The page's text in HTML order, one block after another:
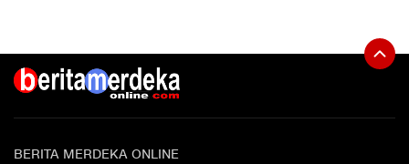
BERITA MERDEKA ONLINE